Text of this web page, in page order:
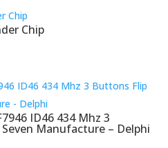
Chip
ID46 434 Mhz 3
Manufacture – Delphi